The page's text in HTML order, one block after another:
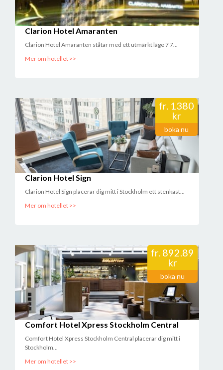
Clarion Hotel Amaranten
Clarion Hotel Amaranten ståtar med ett utmärkt läge 7 7...
Mer om hotellet >>
fr. 1380
kr
boka nu
Clarion Hotel Sign
Clarion Hotel Sign placerar dig mitt i Stockholm ett stenkast...
Mer om hotellet >>
fr. 892.89
kr
boka nu
Comfort Hotel Xpress Stockholm Central
Comfort Hotel Xpress Stockholm Central placerar dig mitt i
Stockholm...
Mer om hotellet >>